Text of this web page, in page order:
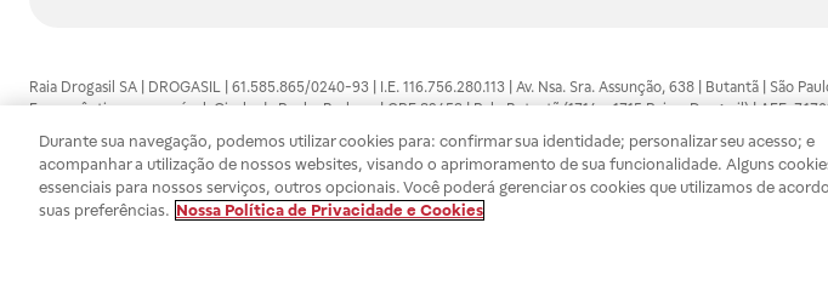
Raia Drogasil SA | DROGASIL | 61.585.865/0240-93 | I.E. 116.756.280.113 | Av. Nsa. Sra. Assunção, 638 | Butantã | São
Farmacêutico responsável: Gisele da Penha Barbosa | CRF 89453 | Polo Butantã (1714 e 1715 Raia e Drogasil) | AFE:
automedicação e não substituem, em hipótese alguma, as orientações dadas pelo profissional da área médica.
persistirem os sintomas, um médico deverá ser consultado. Os preços e promoções divulgados no site são válidos
SA trabalha com as tecnologias mais avançadas de proteção de dados, para que você possa realizar suas compras
efetuados estão sujeitos à confirmação da disponibilidade de produto em nosso estoque.
Durante sua navegação, podemos utilizar cookies para: confirmar sua identidade; personalizar seu acesso; e
acompanhar a utilização de nossos websites, visando o aprimoramento de sua funcionalidade. Alguns
essenciais para nossos serviços, outros opcionais. Você poderá gerenciar os cookies que utilizamos de
suas preferências. Nossa Política de Privacidade e Cookies